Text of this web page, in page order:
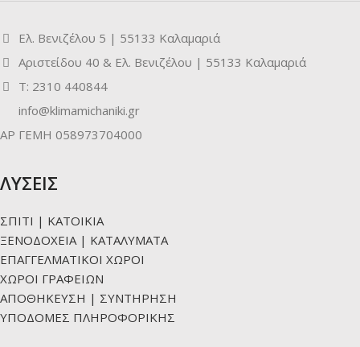
Ελ. Βενιζέλου 5 | 55133 Καλαμαριά
Αριστείδου 40 & Ελ. Βενιζέλου | 55133 Καλαμαριά
Τ: 2310 440844
info@klimamichaniki.gr
ΑΡ ΓΕΜΗ 058973704000
ΛΥΣΕΙΣ
ΣΠΙΤΙ | ΚΑΤΟΙΚΙΑ
ΞΕΝΟΔΟΧΕΙΑ | ΚΑΤΑΛΥΜΑΤΑ
ΕΠΑΓΓΕΛΜΑΤΙΚΟΙ ΧΩΡΟΙ
ΧΩΡΟΙ ΓΡΑΦΕΙΩΝ
ΑΠΟΘΗΚΕΥΣΗ | ΣΥΝΤΗΡΗΣΗ
ΥΠΟΔΟΜΕΣ ΠΛΗΡΟΦΟΡΙΚΗΣ